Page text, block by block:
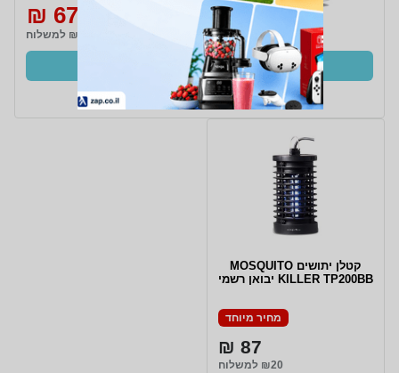
679 ₪
₪19 למשלוח
קנו עכשיו
ב- ZolElectric+
קטלן יתושים MOSQUITO
KILLER TP200BB יבואן רשמי
מחיר מיוחד
87 ₪
₪20 למשלוח